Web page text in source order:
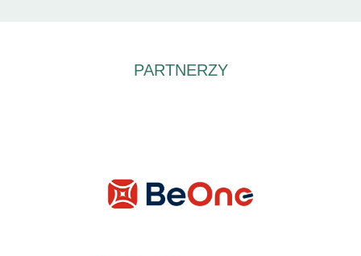
PARTNERZY